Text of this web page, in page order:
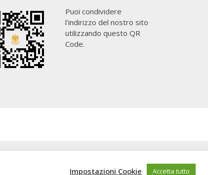
Puoi condividere
l'indirizzo del nostro sito
utilizzando questo QR
Code.
Impostazioni Cookie Accetta tutto